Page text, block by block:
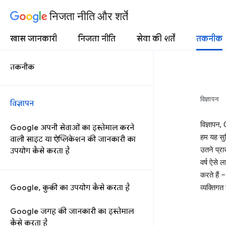
निजता नीति और शर्तें
खास जानकारी निजता नीति सेवा की शर्तें तकनीक
तकनीक
विज्ञापन
Google अपनी सेवाओं का इस्तेमाल करने
वाली साइट या ऐप्लिकेशन की जानकारी का
उपयोग कैसे करता है
Google, कुकी का उपयोग कैसे करता है
Google जगह की जानकारी का इस्तेमाल
कैसे करता है
विज्ञापन
हम यह
उतने
वर्ष ऐसे
करते हैं –